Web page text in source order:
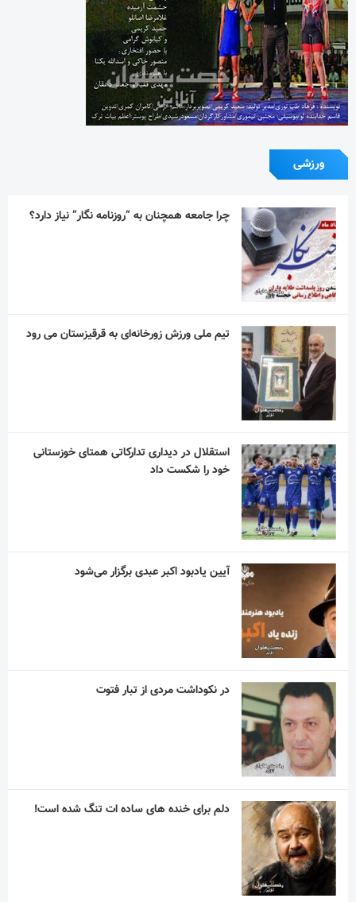
ورزشی
چرا جامعه همچنان به “روزنامه نگار” نیاز دارد؟
تیم ملی ورزش زورخانه‌ای به قرقیزستان می رود
استقلال در دیداری تدارکاتی همتای خوزستانی
خود را شکست داد
آیین یادبود اکبر عبدی برگزار می‌شود
در نکوداشت مردی از تبار فتوت
دلم برای خنده های ساده ات تنگ شده است!